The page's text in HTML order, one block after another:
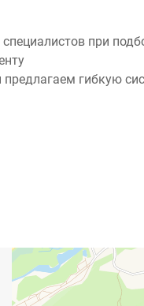
при
гибкую